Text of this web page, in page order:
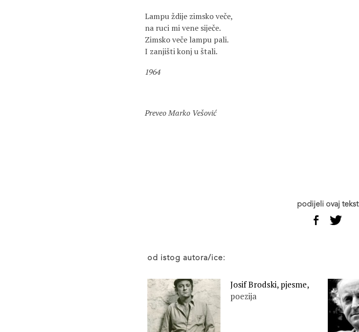
Lampu ždije zimsko veče,
na ruci mi vene siječe.
Zimsko veče lampu pali.
I zanjišti konj u štali.
1964
Preveo Marko Vešović
podijeli ovaj tekst
od istog autora/ice:
Josif Brodski, pjesme,
poezija